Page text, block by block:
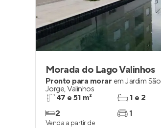
Morada do Lago Valinhos
Pronto para morar em Jardim São
Jorge,Valinhos
47 e 51 m²
2
1 e 2
1
Venda a partir de